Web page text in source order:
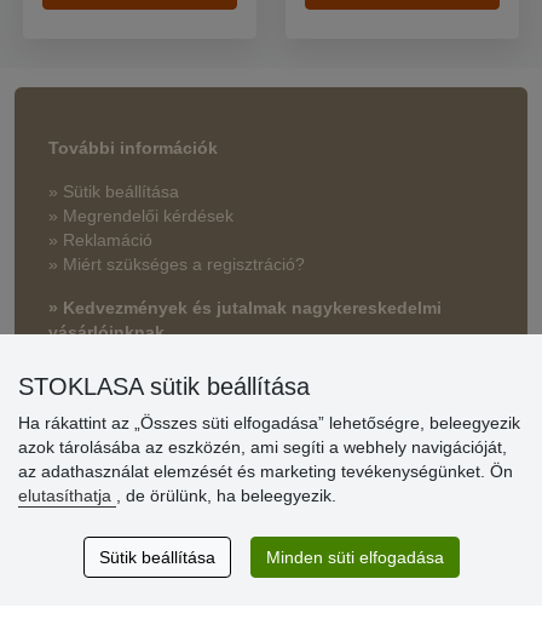
További információk
» Sütik beállítása
» Megrendelői kérdések
» Reklamáció
» Miért szükséges a regisztráció?
» Kedvezmények és jutalmak nagykereskedelmi
vásárlóinknak
» Súgó
Vásárlók
értékelése
Excellent service
Thank you.
STOKLASA sütik beállítása
Ha rákattint az „Összes süti elfogadása” lehetőségre, beleegyezik
azok tárolásába az eszközén, ami segíti a webhely navigációját,
az adathasználat elemzését és marketing tevékenységünket. Ön
elutasíthatja
, de örülünk, ha beleegyezik.
Sütik beállítása Minden süti elfogadása